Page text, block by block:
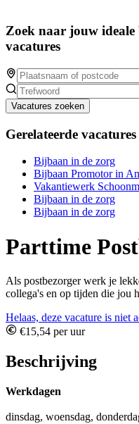
Zoek naar jouw ideale
vacatures
Vacatures zoeken
Gerelateerde vacatures
Bijbaan in de zorg
Bijbaan Promotor in
Vakantiewerk
Bijbaan in de zorg
Bijbaan in de zorg
Parttime
Als postbezorger werk je
collega's en op tijden die jou
Helaas, deze vacature is niet
€15,54 per uur
Beschrijving
Werkdagen
dinsdag, woensdag,